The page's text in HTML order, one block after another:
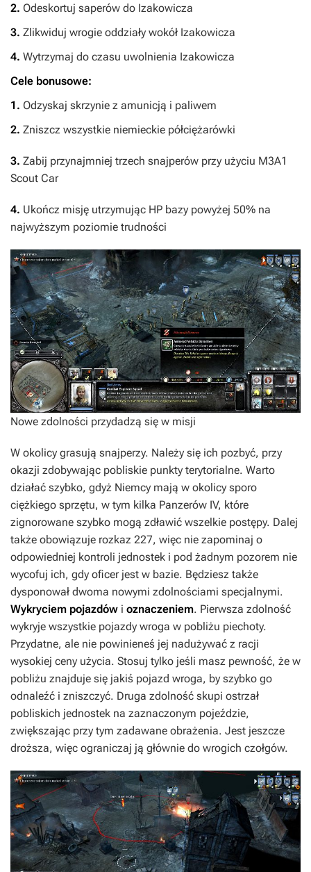
2. Odeskortuj saperów do Izakowicza
3. Zlikwiduj wrogie oddziały wokół Izakowicza
4. Wytrzymaj do czasu uwolnienia Izakowicza
Cele bonusowe:
1. Odzyskaj skrzynie z amunicją i paliwem
2. Zniszcz wszystkie niemieckie półciężarówki
3. Zabij przynajmniej trzech snajperów przy użyciu M3A1
Scout Car
4. Ukończ misję utrzymując HP bazy powyżej 50% na
najwyższym poziomie trudności
Nowe zdolności przydadzą się w misji
W okolicy grasują snajperzy. Należy się ich pozbyć, przy
okazji zdobywając pobliskie punkty terytorialne. Warto
działać szybko, gdyż Niemcy mają w okolicy sporo
ciężkiego sprzętu, w tym kilka Panzerów IV, które
zignorowane szybko mogą zdławić wszelkie postępy. Dalej
także obowiązuje rozkaz 227, więc nie zapominaj o
odpowiedniej kontroli jednostek i pod żadnym pozorem nie
wycofuj ich, gdy oficer jest w bazie. Będziesz także
dysponował dwoma nowymi zdolnościami specjalnymi.
Wykryciem pojazdów i oznaczeniem. Pierwsza zdolność
wykryje wszystkie pojazdy wroga w pobliżu piechoty.
Przydatne, ale nie powinieneś jej nadużywać z racji
wysokiej ceny użycia. Stosuj tylko jeśli masz pewność, że w
pobliżu znajduje się jakiś pojazd wroga, by szybko go
odnaleźć i zniszczyć. Druga zdolność skupi ostrzał
pobliskich jednostek na zaznaczonym pojeździe,
zwiększając przy tym zadawane obrażenia. Jest jeszcze
droższa, więc ograniczaj ją głównie do wrogich czołgów.